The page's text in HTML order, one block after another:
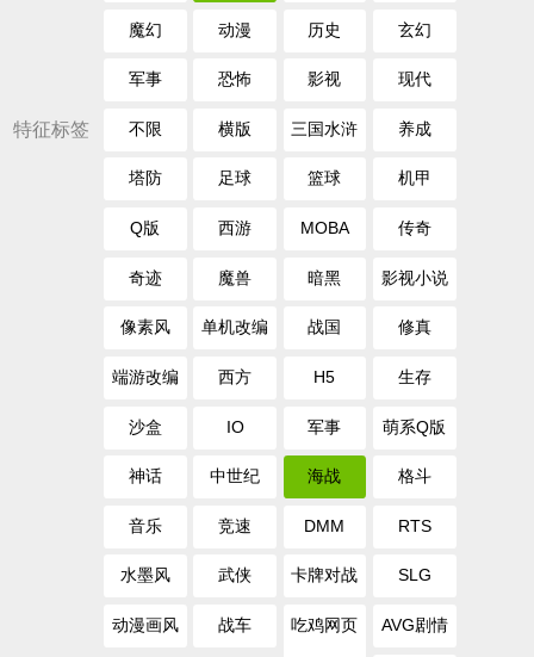
魔幻 动漫 历史 玄幻
军事 恐怖 影视 现代
特征标签 不限 横版 三国水浒 养成
塔防 足球 篮球 机甲
Q版 西游 MOBA 传奇
奇迹 魔兽 暗黑 影视小说
像素风 单机改编 战国 修真
端游改编 西方 H5 生存
沙盒 IO 军事 萌系Q版
神话 中世纪 海战 格斗
音乐 竞速 DMM RTS
水墨风 武侠 卡牌对战 SLG
动漫画风 战车 吃鸡网页 AVG剧情